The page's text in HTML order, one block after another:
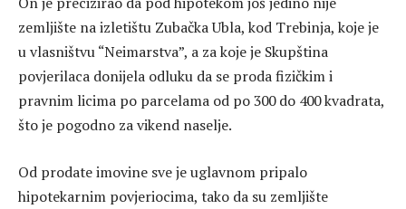
zemljište na izletištu Zubačka Ubla, kod Trebinja, koje je
u vlasništvu “Neimarstva”, a za koje je Skupština
povjerilaca donijela odluku da se proda fizičkim i
pravnim licima po parcelama od po 300 do 400 kvadrata,
što je pogodno za vikend naselje.
Od prodate imovine sve je uglavnom pripalo
hipotekarnim povjeriocima, tako da su zemljište